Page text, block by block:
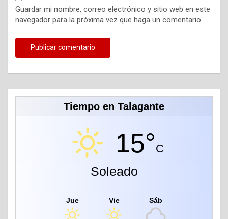
Guardar mi nombre, correo electrónico y sitio web en este
navegador para la próxima vez que haga un comentario.
Tiempo en Talagante
15°C
Soleado
Jue Vie Sáb